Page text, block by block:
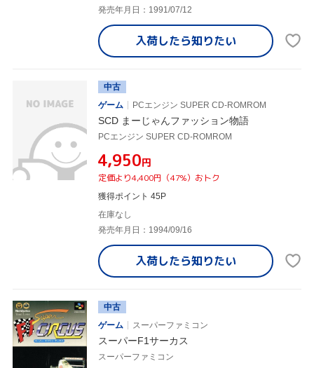
発売年月日：1991/07/12
入荷したら知りたい
中古
ゲーム
PCエンジン SUPER CD-ROMROM
SCD まーじゃんファッション物語
PCエンジン SUPER CD-ROMROM
¥4,950円
定価より4,400円（47%）おトク
獲得ポイント 45P
在庫なし
発売年月日：1994/09/16
入荷したら知りたい
中古
ゲーム
スーパーファミコン
スーパーF1サーカス
スーパーファミコン